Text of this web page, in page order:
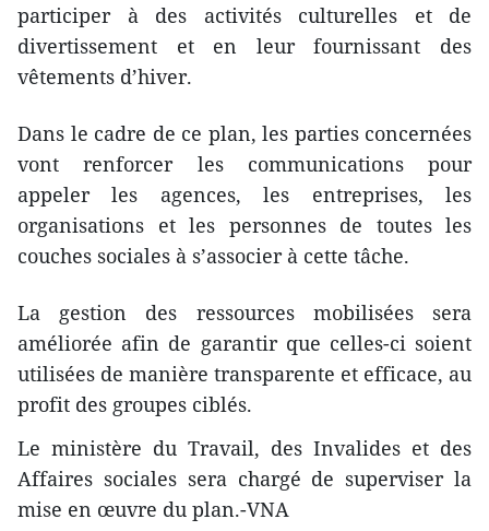
participer à des activités culturelles et de
divertissement et en leur fournissant des
vêtements d’hiver.
Dans le cadre de ce plan, les parties concernées
vont renforcer les communications pour
appeler les agences, les entreprises, les
organisations et les personnes de toutes les
couches sociales à s’associer à cette tâche.
La gestion des ressources mobilisées sera
améliorée afin de garantir que celles-ci soient
utilisées de manière transparente et efficace, au
profit des groupes ciblés.
Le ministère du Travail, des Invalides et des
Affaires sociales sera chargé de superviser la
mise en œuvre du plan.-VNA